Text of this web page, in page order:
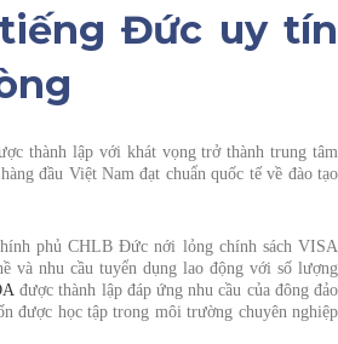
Đức uy tín
thành lập với khát vọng trở thành trung tâm
đầu Việt Nam đạt chuẩn quốc tế về đào tạo
phủ CHLB Đứcnới lỏng chính sách VISA
và nhu cầu tuyển dụng lao động với số lượng
được thành lập đáp ứng nhu cầu của đông đảo
được học tập trong môi trường chuyên nghiệp